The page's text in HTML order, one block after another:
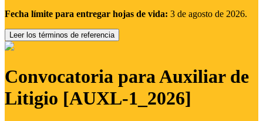
Fecha límite para entregar hojas de vida: 3 de agosto de 2026.
Leer los términos de referencia
Convocatoria para Auxiliar de
Litigio [AUXL-1_2026]